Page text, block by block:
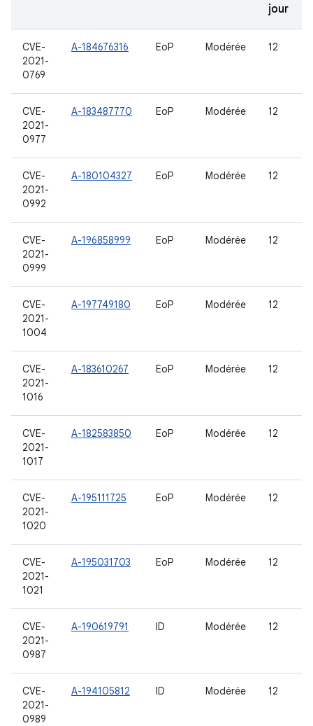
jour
CVE-
2021-
0769
A-184676316 EoP Modérée 12
CVE-
2021-
0977
A-183487770 EoP Modérée 12
CVE-
2021-
0992
A-180104327 EoP Modérée 12
CVE-
2021-
0999
A-196858999 EoP Modérée 12
CVE-
2021-
1004
A-197749180 EoP Modérée 12
CVE-
2021-
1016
A-183610267 EoP Modérée 12
CVE-
2021-
1017
A-182583850 EoP Modérée 12
CVE-
2021-
1020
A-195111725 EoP Modérée 12
CVE-
2021-
1021
A-195031703 EoP Modérée 12
CVE-
2021-
0987
A-190619791 ID Modérée 12
CVE-
2021-
0989
A-194105812 ID Modérée 12